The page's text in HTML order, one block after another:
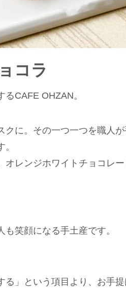
コラ
CAFE OHZAN。
に。その一つ一つを職人
レンジホワイトチョコレ
笑顔になる手土産です。
」という項目より、お手提